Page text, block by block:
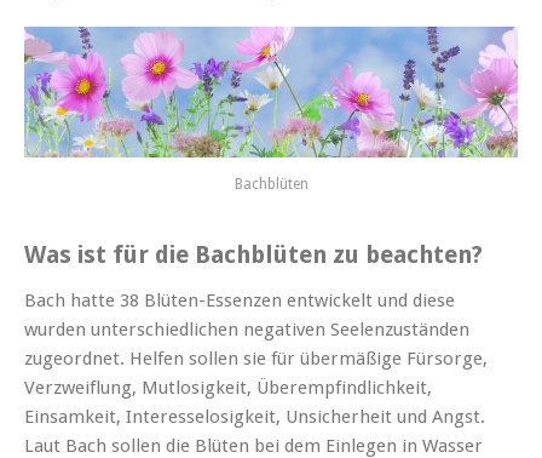
Bachblüten
Was ist für die Bachblüten zu beachten?
Bach hatte 38 Blüten-Essenzen entwickelt und diese
wurden unterschiedlichen negativen Seelenzuständen
zugeordnet. Helfen sollen sie für übermäßige Fürsorge,
Verzweiflung, Mutlosigkeit, Überempfindlichkeit,
Einsamkeit, Interesselosigkeit, Unsicherheit und Angst.
Laut Bach sollen die Blüten bei dem Einlegen in Wasser